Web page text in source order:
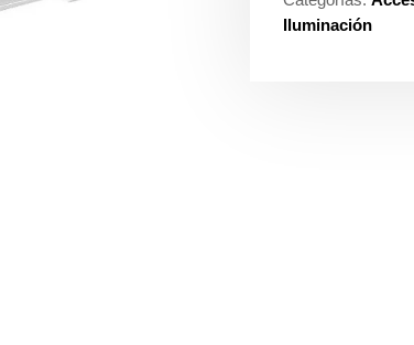
Iluminación